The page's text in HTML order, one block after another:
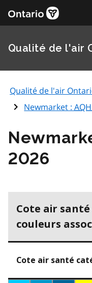
Qualité de l'air
Qualité de l'air
Newmarket :
2026
Cote air
couleurs
Cote air santé